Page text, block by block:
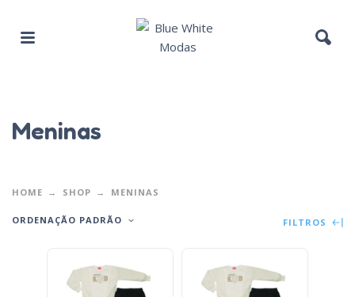
Meninas
HOME SHOP MENINAS
ORDENAÇÃO PADRÃO FILTROS